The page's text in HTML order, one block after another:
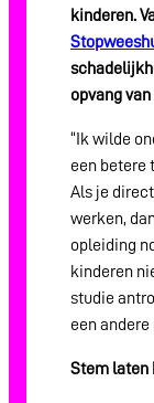
kinderen.
opvang
“Ik wilde
een betere
Als je
werken,
opleiding
kinderen
studie
een andere
Stem laten